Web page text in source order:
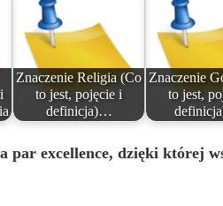
Znaczenie Religia (Co
to jest, pojęcie i
definicja)…
Znaczenie
to jest,
par excellence, dzięki której